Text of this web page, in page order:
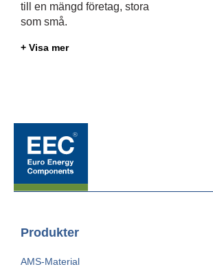
till en mängd företag, stora
som små.
+ Visa mer
Produkter
AMS-Material